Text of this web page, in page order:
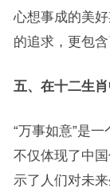
心想事成的美
的追求，更包
五、在十二生
“万事如意”是
不仅体现了中
示了人们对未